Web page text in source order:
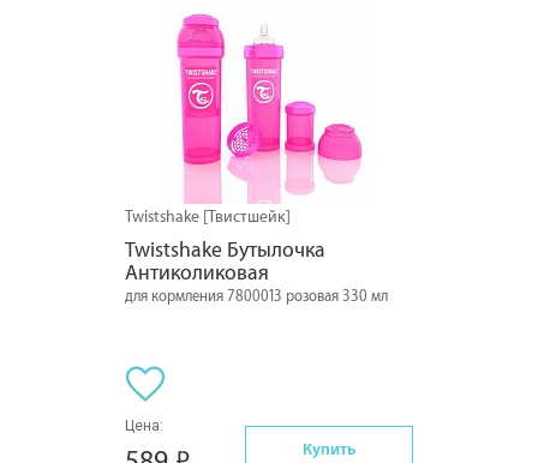
Twistshake [Твистшейк]
Twistshake Бутылочка
Антиколиковая
для кормления 7800013 розовая 330 мл
Цена:
Купить